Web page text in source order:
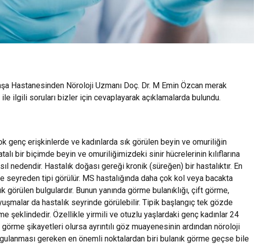
Hastanesinden Nöroloji Uzmanı Doç. Dr. M Emin Özcan merak
ilgili soruları bizler için cevaplayarak açıklamalarda bulundu.
genç erişkinlerde ve kadınlarda sık görülen beyin ve omuriliğin
bir biçimde beyin ve omuriliğimizdeki sinir hücrelerinin kılıflarına
nedendir. Hastalık doğası gereği kronik (süreğen) bir hastalıktır. En
tipi görülür. MS hastalığında daha çok kol veya bacakta
bulgulardır. Bunun yanında görme bulanıklığı, çift görme,
da hastalık seyrinde görülebilir. Tipik başlangıç tek gözde
şeklindedir. Özellikle yirmili ve otuzlu yaşlardaki genç kadınlar 24
şikayetleri olursa ayrıntılı göz muayenesinin ardından nöroloji
gereken en önemli noktalardan biri bulanık görme geçse bile